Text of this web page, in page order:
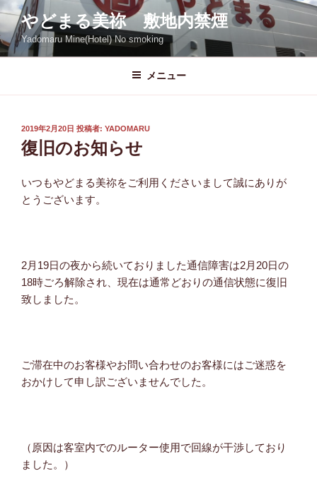
コ
ン
テ
ン
へ
やどまる美祢 敷地内禁煙
Yadomaru Mine(Hotel) No smoking
メニュー
投
稿
日:
2019年2月20日 投稿者: YADOMARU
復旧のお知らせ
いつもやどまる美祢をご利用くださいまして誠にありが
とうございます。
2月19日の夜から続いておりました通信障害は2月20日の
18時ごろ解除され、現在は通常どおりの通信状態に復旧
致しました。
ご滞在中のお客様やお問い合わせのお客様にはご迷惑を
おかけして申し訳ございませんでした。
（原因は客室内でのルーター使用で回線が干渉しており
ました。）